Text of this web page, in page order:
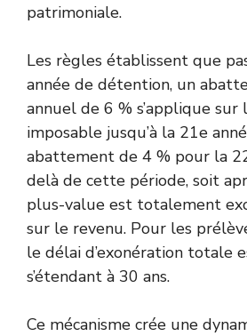
patrimoniale.
Les règles établissent que
année de détention, un
annuel de 6 % s’applique
imposable jusqu’à la 21e
abattement de 4 % pour la
delà de cette période, soit
plus-value est totalement
sur le revenu. Pour les
le délai d’exonération totale
s’étendant à 30 ans.
Ce mécanisme crée une